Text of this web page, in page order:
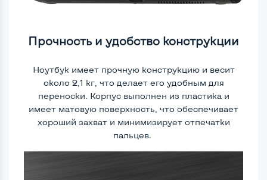
Прочность и удобство конструкции
Ноутбук имеет прочную конструкцию и весит
около 2,1 кг, что делает его удобным для
переноски. Корпус выполнен из пластика и
имеет матовую поверхность, что обеспечивает
хороший захват и минимизирует отпечатки
пальцев.